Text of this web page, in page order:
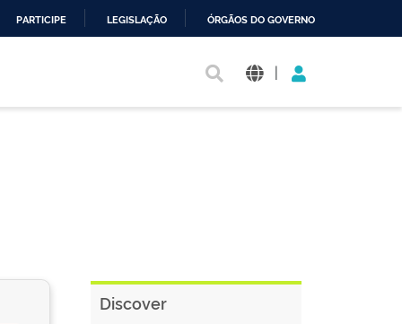
PARTICIPE LEGISLAÇÃO ÓRGÃOS DO GOVERNO
|
Discover